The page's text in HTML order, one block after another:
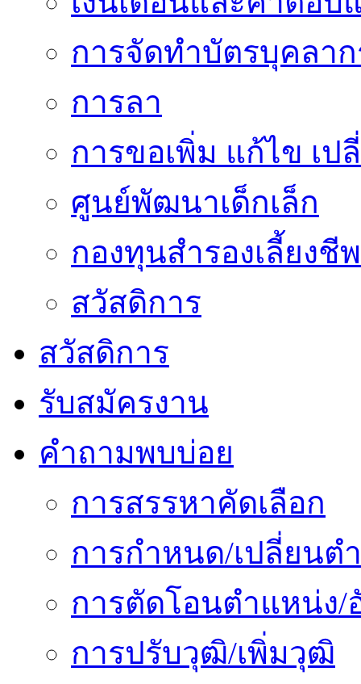
การจัดทำบัตรบุคลา
การลา
การขอเพิ่ม แก้ไข เ
ศูนย์พัฒนาเด็กเล็ก
กองทุนสำรองเลี้ยงชีพ
สวัสดิการ
สวัสดิการ
รับสมัครงาน
คำถามพบบ่อย
การสรรหาคัดเลือก
การกำหนด/เปลี่ยนต
การตัดโอนตำแหน่ง/
การปรับวุฒิ/เพิ่มวุฒิ